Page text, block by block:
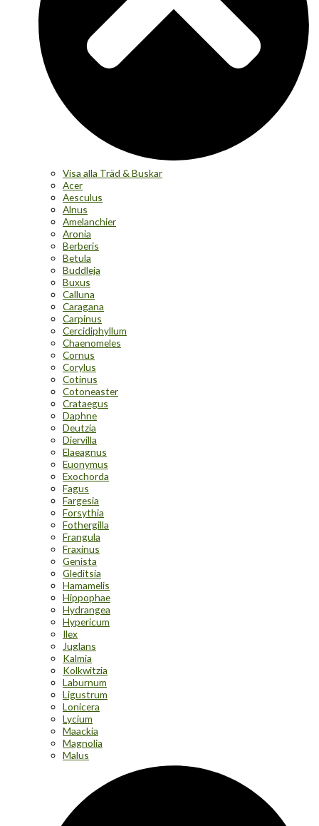
Visa alla Träd & Buskar
Acer
Aesculus
Alnus
Amelanchier
Aronia
Berberis
Betula
Buddleja
Buxus
Calluna
Caragana
Carpinus
Cercidiphyllum
Chaenomeles
Cornus
Corylus
Cotinus
Cotoneaster
Crataegus
Daphne
Deutzia
Diervilla
Elaeagnus
Euonymus
Exochorda
Fagus
Fargesia
Forsythia
Fothergilla
Frangula
Fraxinus
Genista
Gleditsia
Hamamelis
Hippophae
Hydrangea
Hypericum
Ilex
Juglans
Kalmia
Kolkwitzia
Laburnum
Ligustrum
Lonicera
Lycium
Maackia
Magnolia
Malus